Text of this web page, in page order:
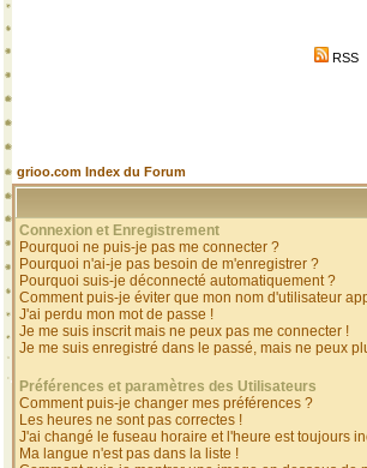
RSS
grioo.com Index du Forum
Connexion et Enregistrement
Pourquoi ne puis-je pas me connecter ?
Pourquoi n'ai-je pas besoin de m'enregistrer ?
Pourquoi suis-je déconnecté automatiquement ?
Comment puis-je éviter que mon nom d'utilisateur
J'ai perdu mon mot de passe !
Je me suis inscrit mais ne peux pas me connecter !
Je me suis enregistré dans le passé, mais ne peux
Préférences et paramètres des Utilisateurs
Comment puis-je changer mes préférences ?
Les heures ne sont pas correctes !
J'ai changé le fuseau horaire et l'heure est toujours
Ma langue n'est pas dans la liste !